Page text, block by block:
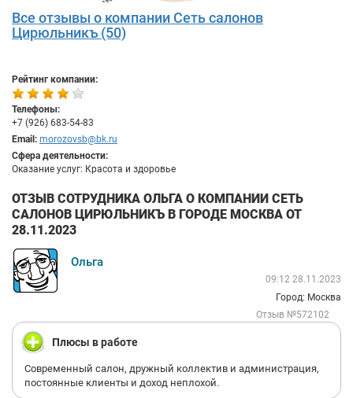
Все отзывы о компании Сеть салонов
Цирюльникъ (50)
Рейтинг компании:
Телефоны:
+7 (926) 683-54-83
Email: morozovsb@bk.ru
Сфера деятельности:
Оказание услуг: Красота и здоровье
ОТЗЫВ СОТРУДНИКА ОЛЬГА О КОМПАНИИ СЕТЬ
САЛОНОВ ЦИРЮЛЬНИКЪ В ГОРОДЕ МОСКВА ОТ
28.11.2023
Ольга
09:12 28.11.2023
Город: Москва
Отзыв №572102
Плюсы в работе
Современный салон, дружный коллектив и администрация,
постоянные клиенты и доход неплохой.